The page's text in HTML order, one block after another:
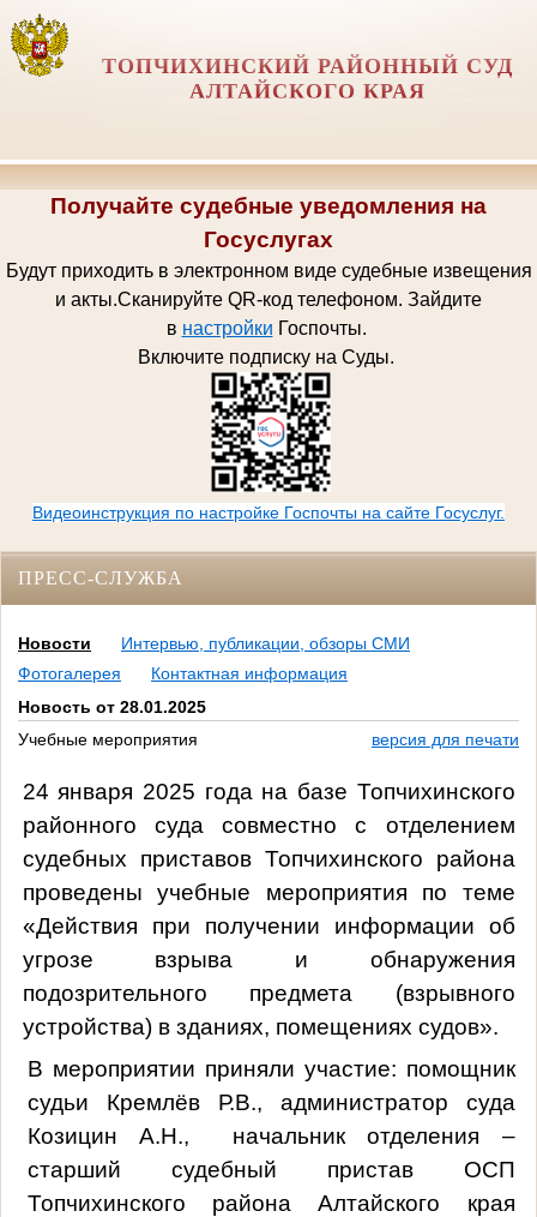
ТОПЧИХИНСКИЙ РАЙОННЫЙ СУД
АЛТАЙСКОГО КРАЯ
Получайте судебные уведомления на
Госуслугах
Будут приходить в электронном виде судебные извещения
и акты.Сканируйте QR-код телефоном. Зайдите
в настройки Госпочты.
Включите подписку на Суды.
Видеоинструкция по настройке Госпочты на сайте Госуслуг.
ПРЕСС-СЛУЖБА
Новости
Интервью, публикации, обзоры СМИ
Фотогалерея
Контактная информация
Новость от 28.01.2025
Учебные мероприятия
версия для печати
24 января 2025 года на базе Топчихинского
районного суда совместно с отделением
судебных приставов Топчихинского района
проведены учебные мероприятия по теме
«Действия при получении информации об
угрозе взрыва и обнаружения
подозрительного предмета (взрывного
устройства) в зданиях, помещениях судов».
В мероприятии приняли участие: помощник
судьи Кремлёв Р.В., администратор суда
Козицин А.Н., начальник отделения –
старший судебный пристав ОСП
Топчихинского района Алтайского края